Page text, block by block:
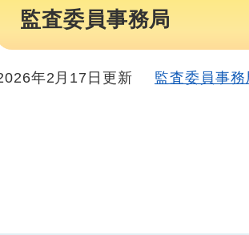
監査委員事務局
年2月17日更新 監査委員事務